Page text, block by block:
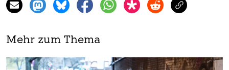
Mehr zum Thema